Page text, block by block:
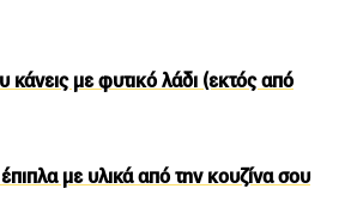
με φυτικό λάδι (εκτός από
έπιπλα με υλικά από την κουζίνα σου